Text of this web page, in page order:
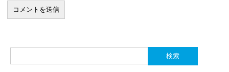
索: